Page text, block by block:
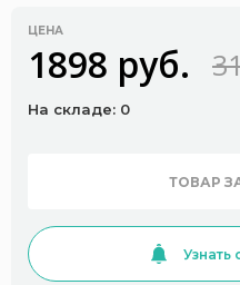
ЦЕНА
1898 руб.
На складе: 0
ТОВАР
Узнать